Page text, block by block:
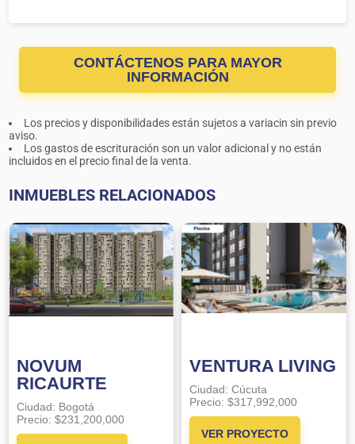
CONTÁCTENOS PARA MAYOR
INFORMACIÓN
Los precios y disponibilidades están sujetos a variacin sin previo
aviso.
Los gastos de escrituración son un valor adicional y no están
incluidos en el precio final de la venta.
INMUEBLES RELACIONADOS
NOVUM
RICAURTE
Ciudad: Bogotá
Precio:$231,200,000
VENTURA LIVING
Ciudad: Cúcuta
Precio: $317,992,000
VER PROYECTO